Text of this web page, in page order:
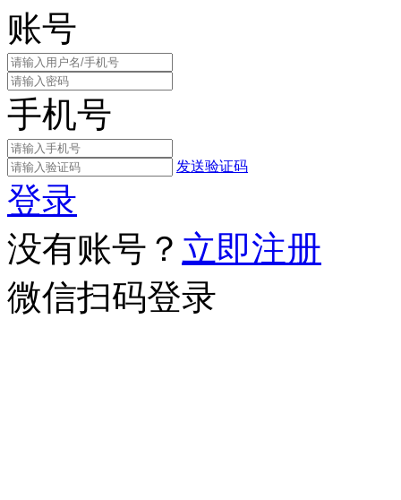
账号
手机号
发送验证码
登录
没有账号？ 立即注册
微信扫码登录